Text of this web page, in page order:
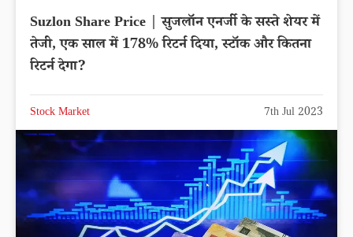
Suzlon Share Price | सुजलॉन एनर्जी के सस्ते शेयर में
तेजी, एक साल में 178% रिटर्न दिया, स्टॉक और कितना
रिटर्न देगा?
Stock Market 7th Jul 2023